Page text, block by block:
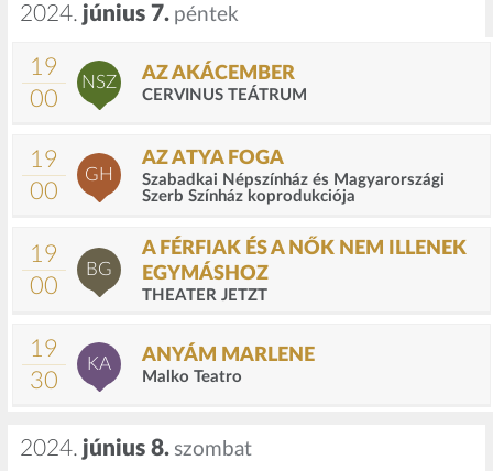
2024. június 7. péntek
19
00
NSZ AZ AKÁCEMBER
CERVINUS TEÁTRUM
19
00
GH
AZ ATYA FOGA
Szabadkai Népszínház és Magyarországi
Szerb Színház koprodukciója
19
00
BG
A FÉRFIAK ÉS A NŐK NEM ILLENEK
EGYMÁSHOZ
THEATER JETZT
19
30
KA ANYÁM MARLENE
Malko Teatro
2024. június 8. szombat